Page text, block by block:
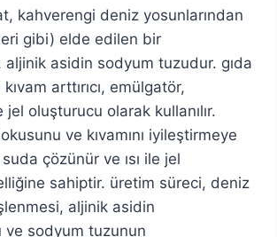
kahverengi deniz yosunlarından
gibi) elde edilen bir
aljinik asidin sodyum tuzudur. gıda
arttırıcı, emülgatör,
oluşturucu olarak kullanılır.
ve kıvamını iyileştirmeye
suda çözünür ve ısı ile jel
sahiptir. üretim süreci, deniz
aljinik asidin
ve sodyum tuzunun